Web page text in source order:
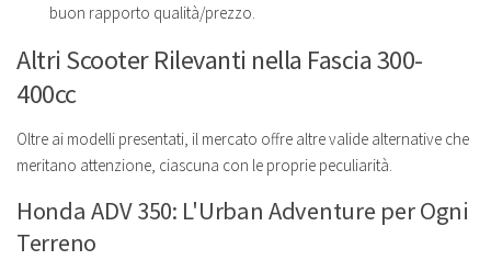
buon rapporto qualità/prezzo.
Altri Scooter Rilevanti nella Fascia 300-
400cc
Oltre ai modelli presentati, il mercato offre altre valide alternative che
meritano attenzione, ciascuna con le proprie peculiarità.
Honda ADV 350: L'Urban Adventure per Ogni
Terreno